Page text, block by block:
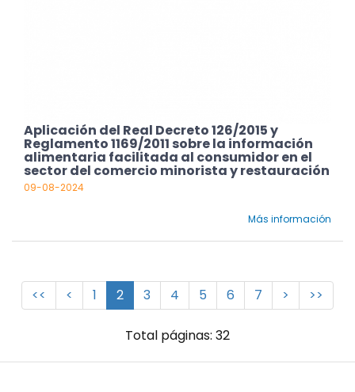
Aplicación del Real Decreto 126/2015 y
Reglamento 1169/2011 sobre la información
alimentaria facilitada al consumidor en el
sector del comercio minorista y restauración
09-08-2024
Más información
<< < 1 2 3 4 5 6 7 > >>
Total páginas: 32